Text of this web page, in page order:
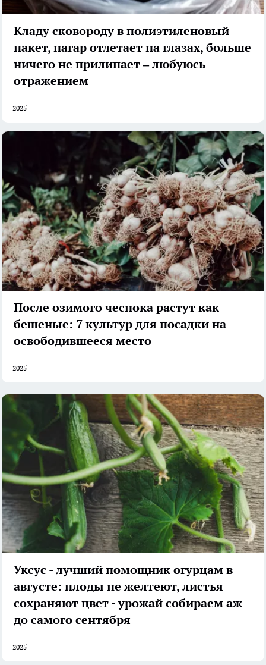
Кладу сковороду в полиэтиленовый
пакет, нагар отлетает на глазах, больше
ничего не прилипает – любуюсь
отражением
2025
После озимого чеснока растут как
бешеные: 7 культур для посадки на
освободившееся место
2025
Уксус - лучший помощник огурцам в
августе: плоды не желтеют, листья
сохраняют цвет - урожай собираем аж
до самого сентября
2025